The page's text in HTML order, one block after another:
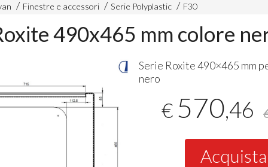
Finestre e accessori Serie Polyplastic F30
490x465 mm colore
Serie Roxite 490×465 mm
nero
€ 570,46
Acquista